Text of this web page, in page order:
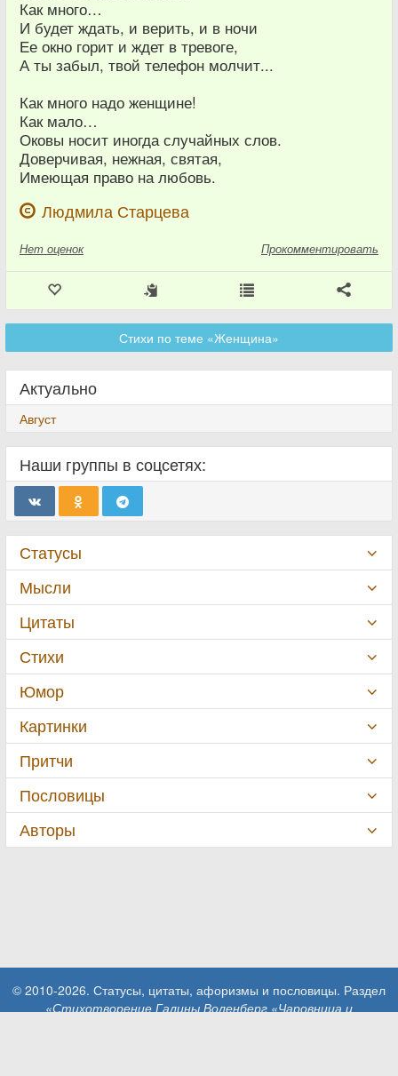
Как много…
И будет ждать, и верить, и в ночи
Ее окно горит и ждет в тревоге,
А ты забыл, твой телефон молчит...
Как много надо женщине!
Как мало…
Оковы носит иногда случайных слов.
Доверчивая, нежная, святая,
Имеющая право на любовь.
Людмила Старцева
Нет оценок Прокомментировать
Стихи по теме «Женщина»
Актуально
Август
Наши группы в соцсетях:
Статусы
Мысли
Цитаты
Стихи
Юмор
Картинки
Притчи
Пословицы
Авторы
© 2010-2026. Статусы, цитаты, афоризмы и пословицы. Раздел
«Стихотворение Галины Воленберг «Чаровница и